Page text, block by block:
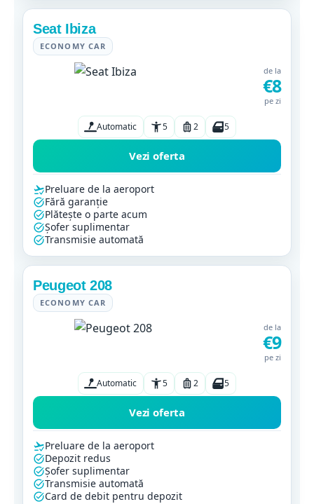
Seat Ibiza
ECONOMY CAR
de la
€8
pe zi
Automatic 5 2 5
Vezi oferta
Preluare de la aeroport
Fără garanție
Plătește o parte acum
Șofer suplimentar
Transmisie automată
Peugeot 208
ECONOMY CAR
de la
€9
pe zi
Automatic 5 2 5
Vezi oferta
Preluare de la aeroport
Depozit redus
Șofer suplimentar
Transmisie automată
Card de debit pentru depozit